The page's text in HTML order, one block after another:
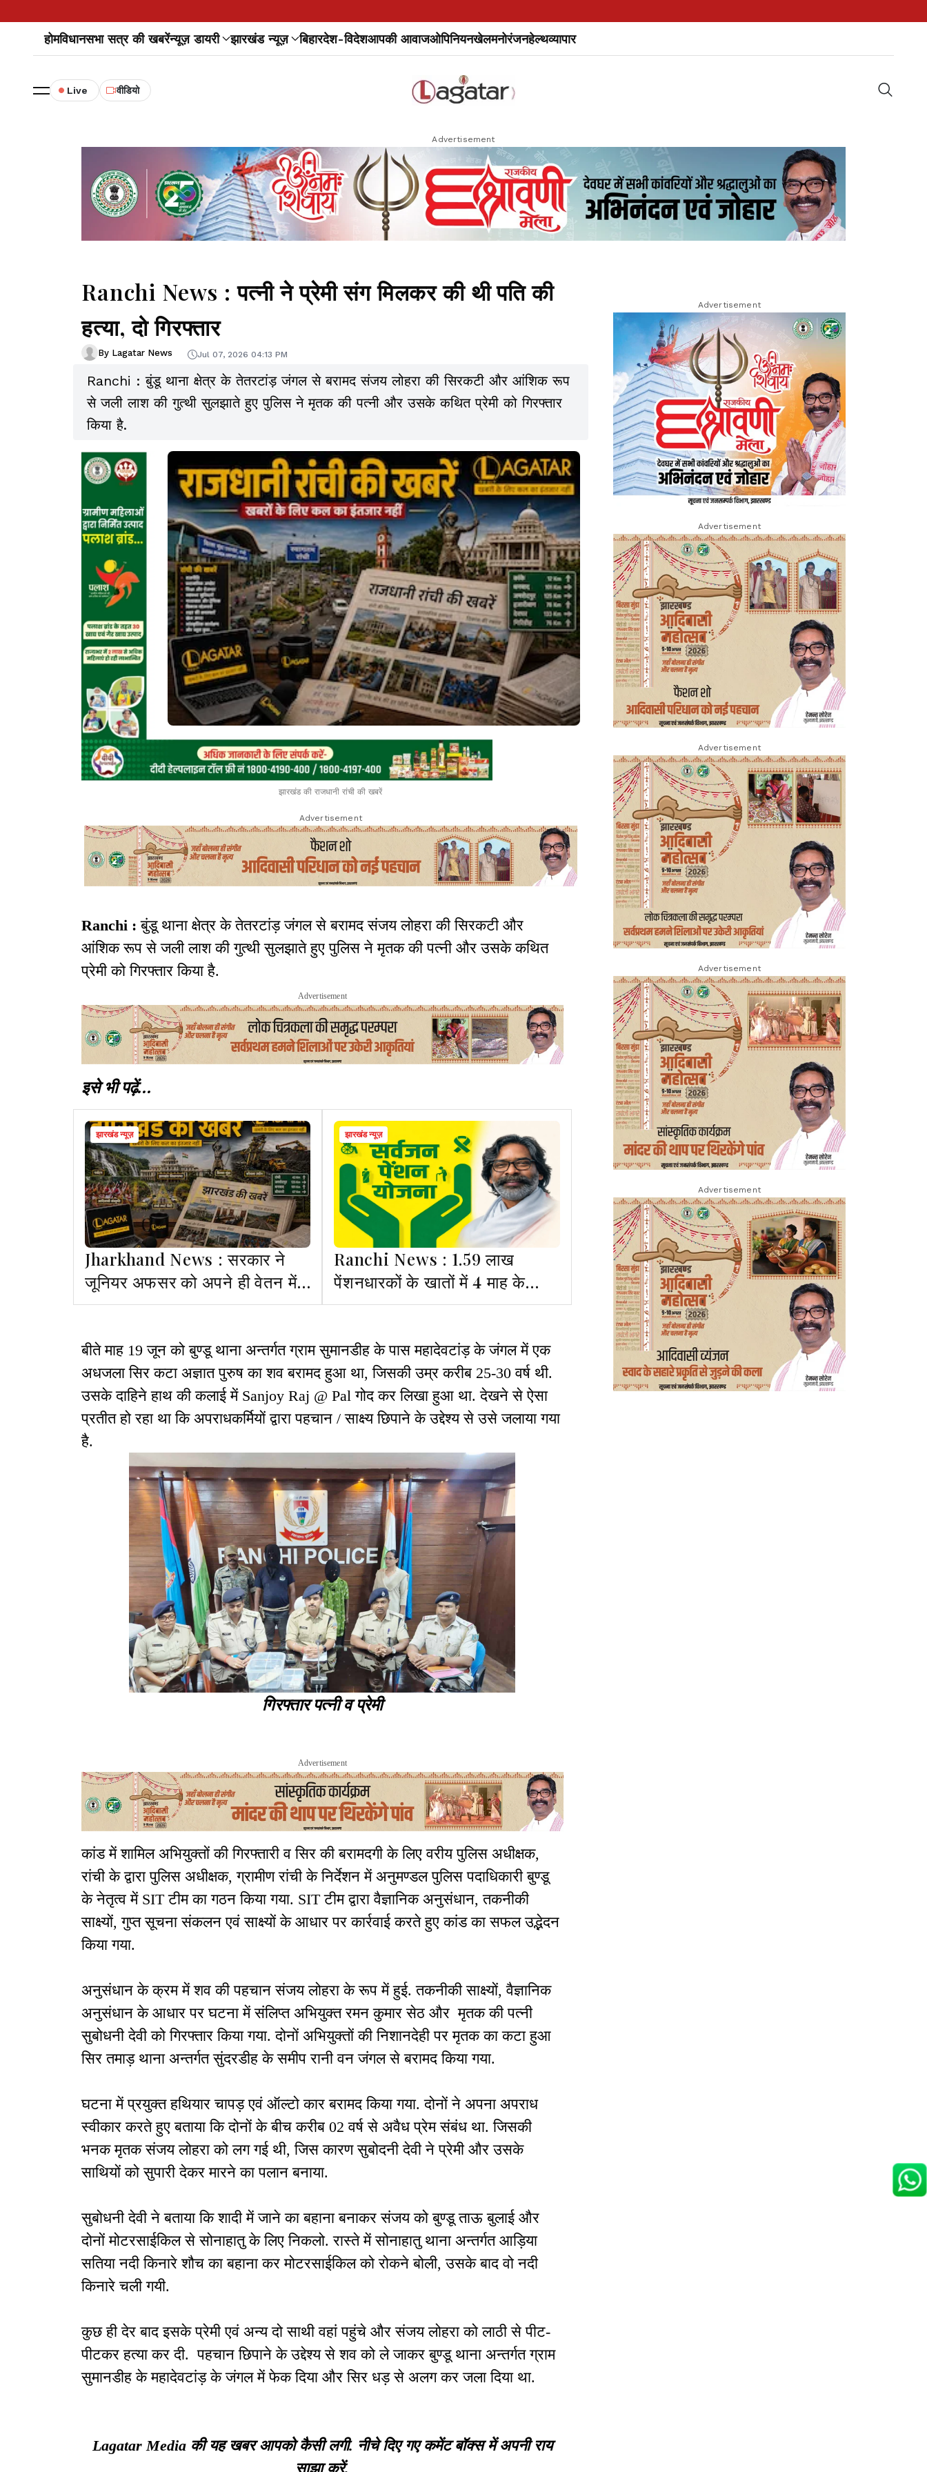
होमविधानसभा सत्र की खबरेंन्यूज़ डायरी झारखंड न्यूज़ बिहारदेश-विदेशआपकी आवाजओपिनियनखेलमनोरंजनहेल्थव्यापार
Live वीडियो
Advertisement
Ranchi News : पत्नी ने प्रेमी संग मिलकर की थी पति की
हत्या, दो गिरफ्तार
By Lagatar News Jul 07, 2026 04:13 PM
Ranchi : बुंडू थाना क्षेत्र के तेतरटांड़ जंगल से बरामद संजय लोहरा की सिरकटी और आंशिक रूप
से जली लाश की गुत्थी सुलझाते हुए पुलिस ने मृतक की पत्नी और उसके कथित प्रेमी को गिरफ्तार
किया है.
झारखंड की राजधानी रांची की खबरें
Advertisement
Ranchi :बुंडू थाना क्षेत्र के तेतरटांड़ जंगल से बरामद संजय लोहरा की सिरकटी और
आंशिक रूप से जली लाश की गुत्थी सुलझाते हुए पुलिस ने मृतक की पत्नी और उसके कथित
प्रेमी को गिरफ्तार किया है.
Advertisement
इसे भी पढ़ें...
झारखंड न्यूज़
Jharkhand News : सरकार ने
जूनियर अफसर को अपने ही वेतन में
सीनियर पद का प्रभार देने पर लगायी
झारखंड न्यूज़
Ranchi News : 1.59 लाख
पेंशनधारकों के खातों में 4 माह के
63.74 करोड़ ट्रांसफर
बीते माह 19 जून को बुण्डू थाना अन्तर्गत ग्राम सुमानडीह के पास महादेवटांड़ के जंगल में एक
अधजला सिर कटा अज्ञात पुरुष का शव बरामद हुआ था, जिसकी उम्र करीब 25-30 वर्ष थी.
उसके दाहिने हाथ की कलाई में Sanjoy Raj @ Pal गोद कर लिखा हुआ था. देखने से ऐसा
प्रतीत हो रहा था कि अपराधकर्मियों द्वारा पहचान / साक्ष्य छिपाने के उद्देश्य से उसे जलाया गया
है.
गिरफ्तार पत्नी व प्रेमी
Advertisement
कांड में शामिल अभियुक्तों की गिरफ्तारी व सिर की बरामदगी के लिए वरीय पुलिस अधीक्षक,
रांची के द्वारा पुलिस अधीक्षक, ग्रामीण रांची के निर्देशन में अनुमण्डल पुलिस पदाधिकारी बुण्डू
के नेतृत्व में SIT टीम का गठन किया गया. SIT टीम द्वारा वैज्ञानिक अनुसंधान, तकनीकी
साक्ष्यों, गुप्त सूचना संकलन एवं साक्ष्यों के आधार पर कार्रवाई करते हुए कांड का सफल उद्भेदन
किया गया.
अनुसंधान के क्रम में शव की पहचान संजय लोहरा के रूप में हुई. तकनीकी साक्ष्यों, वैज्ञानिक
अनुसंधान के आधार पर घटना में संलिप्त अभियुक्त रमन कुमार सेठ और मृतक की पत्नी
सुबोधनी देवी को गिरफ्तार किया गया. दोनों अभियुक्तों की निशानदेही पर मृतक का कटा हुआ
सिर तमाड़ थाना अन्तर्गत सुंदरडीह के समीप रानी वन जंगल से बरामद किया गया.
घटना में प्रयुक्त हथियार चापड़ एवं ऑल्टो कार बरामद किया गया. दोनों ने अपना अपराध
स्वीकार करते हुए बताया कि दोनों के बीच करीब 02 वर्ष से अवैध प्रेम संबंध था. जिसकी
भनक मृतक संजय लोहरा को लग गई थी, जिस कारण सुबोदनी देवी ने प्रेमी और उसके
साथियों को सुपारी देकर मारने का पलान बनाया.
सुबोधनी देवी ने बताया कि शादी में जाने का बहाना बनाकर संजय को बुण्डू ताऊ बुलाई और
दोनों मोटरसाईकिल से सोनाहातु के लिए निकलो. रास्ते में सोनाहातु थाना अन्तर्गत आड़िया
सतिया नदी किनारे शौच का बहाना कर मोटरसाईकिल को रोकने बोली, उसके बाद वो नदी
किनारे चली गयी.
कुछ ही देर बाद इसके प्रेमी एवं अन्य दो साथी वहां पहुंचे और संजय लोहरा को लाठी से पीट-
पीटकर हत्या कर दी. पहचान छिपाने के उद्देश्य से शव को ले जाकर बुण्डू थाना अन्तर्गत ग्राम
सुमानडीह के महादेवटांड़ के जंगल में फेक दिया और सिर धड़ से अलग कर जला दिया था.
Lagatar Media की यह खबर आपको कैसी लगी. नीचे दिए गए कमेंट बॉक्स में अपनी राय
साझा करें.
Advertisement
Advertisement
Advertisement
Advertisement
Advertisement